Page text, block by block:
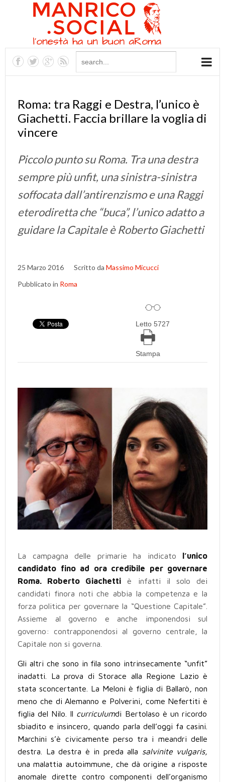
Roma: tra Raggi e Destra, l’unico è
Giachetti. Faccia brillare la voglia di
vincere
Piccolo punto su Roma. Tra una destra
sempre più unfit, una sinistra-sinistra
soffocata dall’antirenzismo e una Raggi
eterodiretta che “buca”, l’unico adatto a
guidare la Capitale è Roberto Giachetti
25 Marzo 2016 Scritto da Massimo Micucci
Pubblicato in Roma
Letto 5727
Stampa
La campagna delle primarie ha indicato l’unico
candidato fino ad ora credibile per governare
Roma. Roberto Giachetti è infatti il solo dei
candidati finora noti che abbia la competenza e la
forza politica per governare la “Questione Capitale”.
Assieme al governo e anche imponendosi sul
governo: contrapponendosi al governo centrale, la
Capitale non si governa.
Gli altri che sono in fila sono intrinsecamente “unfit”
inadatti. La prova di Storace alla Regione Lazio è
stata sconcertante. La Meloni è figlia di Ballarò, non
meno che di Alemanno e Polverini, come Nefertiti è
figlia del Nilo. Il curriculumdi Bertolaso è un ricordo
sbiadito e insincero, quando parla dell’oggi fa casini.
Marchini s’è civicamente perso tra i meandri delle
destra. La destra è in preda alla salvinite vulgaris,
una malattia autoimmune, che dà origine a risposte
anomale dirette contro componenti dell’organismo